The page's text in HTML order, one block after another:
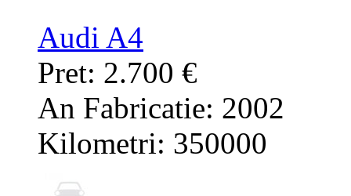
Audi A4
Pret: 2.700 €
An Fabricatie: 2002
Kilometri: 350000